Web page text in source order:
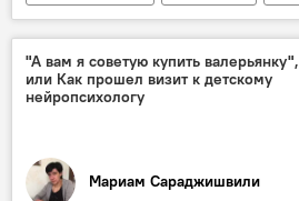
"А вам я советую купить валерьянку",
или Как прошел визит к детскому
нейропсихологу
Мариам Сараджишвили